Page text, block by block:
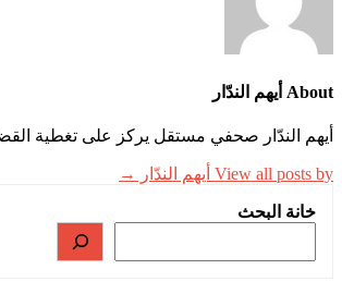
About أيهم الندّار
أيهم الندّار صحفي مستقل يركز على تغطية
View all posts by أيهم الندّار →
خانة البحث